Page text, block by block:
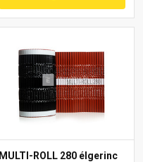
MULTI-ROLL 280 élgerinc